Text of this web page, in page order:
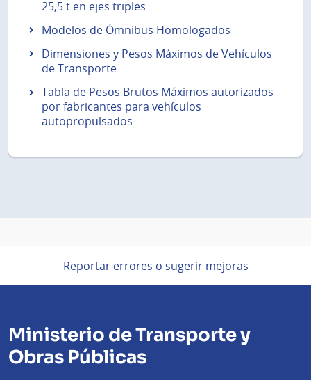
25,5 t en ejes triples
Modelos de Ómnibus Homologados
Dimensiones y Pesos Máximos de Vehículos
de Transporte
Tabla de Pesos Brutos Máximos autorizados
por fabricantes para vehículos
autopropulsados
Reportar errores o sugerir mejoras
Ministerio de Transporte y
Obras Públicas